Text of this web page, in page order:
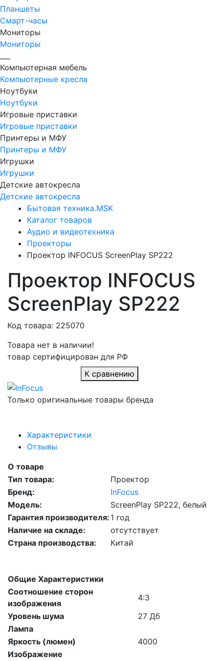
Планшеты
Смарт-часы
Мониторы
Мониторы
Компьютерная мебель
Компьютерные кресла
Ноутбуки
Ноутбуки
Игровые приставки
Игровые приставки
Принтеры и МФУ
Принтеры и МФУ
Игрушки
Игрушки
Детские автокресла
Детские автокресла
Бытовая техника.MSK
Каталог товаров
Аудио и видеотехника
Проекторы
Проектор INFOCUS ScreenPlay SP222
Проектор INFOCUS
ScreenPlay SP222
Код товара: 225070
Товара нет в наличии!
товар сертифицирован для РФ
К сравнению
Только оригинальные товары бренда
Характеристики
Отзывы
Общие Характеристики
Соотношение сторон
изображения
4:3
Уровень шума
27 Дб
Лампа
Яркость (люмен)
4000
Изображение
О товаре
Тип товара:
Проектор
Бренд:
InFocus
Модель:
ScreenPlay SP222, белый
Гарантия производителя: 1 год
Наличие на складе:
отсутствует
Страна производства:
Китай